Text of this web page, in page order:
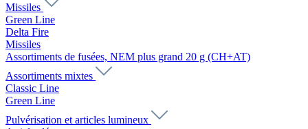
Missiles
Green Line
Delta Fire
Missiles
Assortiments de fusées, NEM plus grand 20 g (CH+AT)
Assortiments mixtes
Classic Line
Green Line
Pulvérisation et articles lumineux